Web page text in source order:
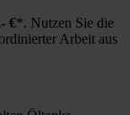
€*. Nutzen Sie die
Arbeit aus